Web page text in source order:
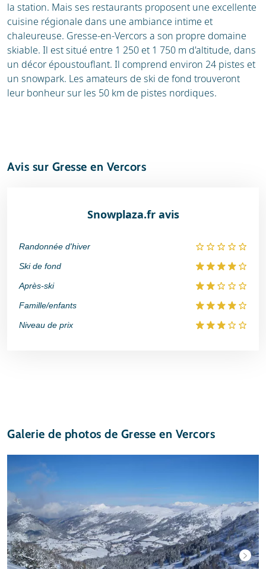
la station. Mais ses restaurants proposent une excellente
cuisine régionale dans une ambiance intime et
chaleureuse. Gresse-en-Vercors a son propre domaine
skiable. Il est situé entre 1 250 et 1 750 m d'altitude, dans
un décor époustouflant. Il comprend environ 24 pistes et
un snowpark. Les amateurs de ski de fond trouveront
leur bonheur sur les 50 km de pistes nordiques.
Avis sur Gresse en Vercors
Snowplaza.fr avis
Randonnée d'hiver
Ski de fond
Après-ski
Famille/enfants
Niveau de prix
Galerie de photos de Gresse en Vercors